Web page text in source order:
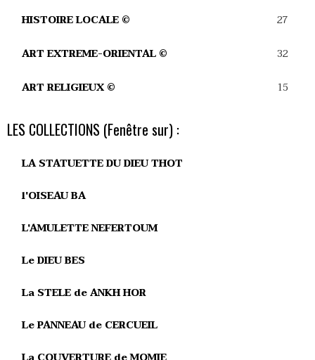
HISTOIRE LOCALE © 27
ART EXTREME-ORIENTAL © 32
ART RELIGIEUX © 15
LES COLLECTIONS (Fenêtre sur) :
LA STATUETTE DU DIEU THOT
l'OISEAU BA
L'AMULETTE NEFERTOUM
Le DIEU BES
La STELE de ANKH HOR
Le PANNEAU de CERCUEIL